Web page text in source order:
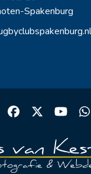
Spakenburg
Facebook
Twitter